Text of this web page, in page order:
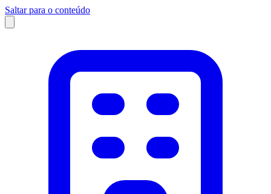
Saltar para o conteúdo